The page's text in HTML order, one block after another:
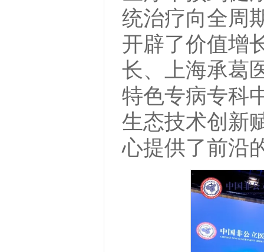
统治疗向全周
开辟了价值增
长、上海承葛
特色专病专科
生态技术创新
心提供了前沿